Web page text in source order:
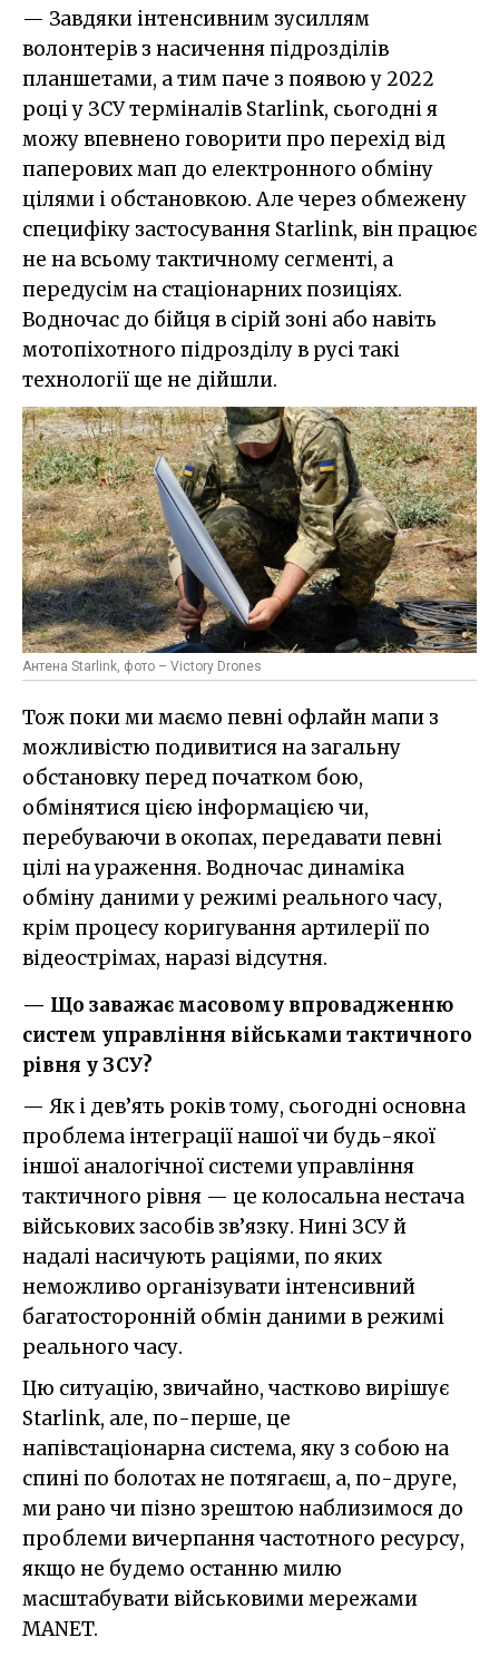
— Завдяки інтенсивним зусиллям
волонтерів з насичення підрозділів
планшетами, а тим паче з появою у 2022
році у ЗСУ терміналів Starlink, сьогодні я
можу впевнено говорити про перехід від
паперових мап до електронного обміну
цілями і обстановкою. Але через обмежену
специфіку застосування Starlink, він працює
не на всьому тактичному сегменті, а
передусім на стаціонарних позиціях.
Водночас до бійця в сірій зоні або навіть
мотопіхотного підрозділу в русі такі
технології ще не дійшли.
Антена Starlink, фото – Victory Drones
Тож поки ми маємо певні офлайн мапи з
можливістю подивитися на загальну
обстановку перед початком бою,
обмінятися цією інформацією чи,
перебуваючи в окопах, передавати певні
цілі на ураження. Водночас динаміка
обміну даними у режимі реального часу,
крім процесу коригування артилерії по
відеострімах, наразі відсутня.
— Що заважає масовому впровадженню
систем управління військами тактичного
рівня у ЗСУ?
— Як і дев’ять років тому, сьогодні основна
проблема інтеграції нашої чи будь-якої
іншої аналогічної системи управління
тактичного рівня — це колосальна нестача
військових засобів зв’язку. Нині ЗСУ й
надалі насичують раціями, по яких
неможливо організувати інтенсивний
багатосторонній обмін даними в режимі
реального часу.
Цю ситуацію, звичайно, частково вирішує
Starlink, але, по-перше, це
напівстаціонарна система, яку з собою на
спині по болотах не потягаєш, а, по-друге,
ми рано чи пізно зрештою наблизимося до
проблеми вичерпання частотного ресурсу,
якщо не будемо останню милю
масштабувати військовими мережами
MANET.